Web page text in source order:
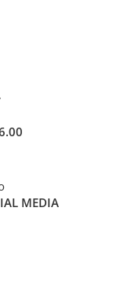
MEDIA